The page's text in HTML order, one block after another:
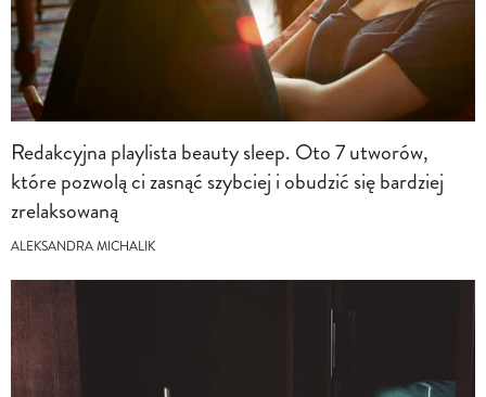
Redakcyjna playlista beauty sleep. Oto 7 utworów,
które pozwolą ci zasnąć szybciej i obudzić się bardziej
zrelaksowaną
ALEKSANDRA MICHALIK